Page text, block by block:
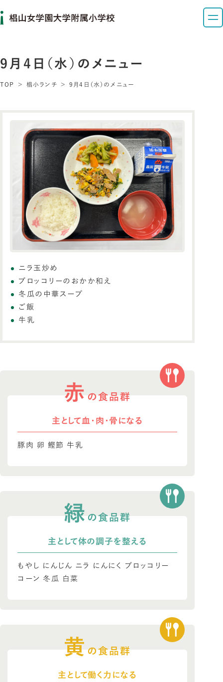
9月4日（水）のメニュー
TOP 椙小ランチ 9月4日（水）のメニュー
ニラ玉炒め
ブロッコリーのおかか和え
冬瓜の中華スープ
ご飯
牛乳
赤 の食品群
主として血・肉・骨になる
豚肉 卵 鰹節 牛乳
緑 の食品群
主として体の調子を整える
もやし にんじん ニラ にんにく ブロッコリー
コーン 冬瓜 白菜
黄 の食品群
主として働く力になる